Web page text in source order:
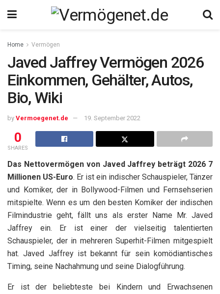
Home Vermögen
Javed Jaffrey Vermögen 2026
Einkommen, Gehälter, Autos,
Bio, Wiki
by Vermoegenet.de 19. September 2022
0
SHARES
Das Nettovermögen von Javed Jaffrey beträgt 2026 7
Millionen US-Euro. Er ist ein indischer Schauspieler, Tänzer
und Komiker, der in Bollywood-Filmen und Fernsehserien
mitspielte. Wenn es um den besten Komiker der indischen
Filmindustrie geht, fällt uns als erster Name Mr. Javed
Jaffrey ein. Er ist einer der vielseitig talentierten
Schauspieler, der in mehreren Superhit-Filmen mitgespielt
hat. Javed Jaffrey ist bekannt für sein komödiantisches
Timing, seine Nachahmung und seine Dialogführung.
Er ist der beliebteste bei Kindern und Erwachsenen